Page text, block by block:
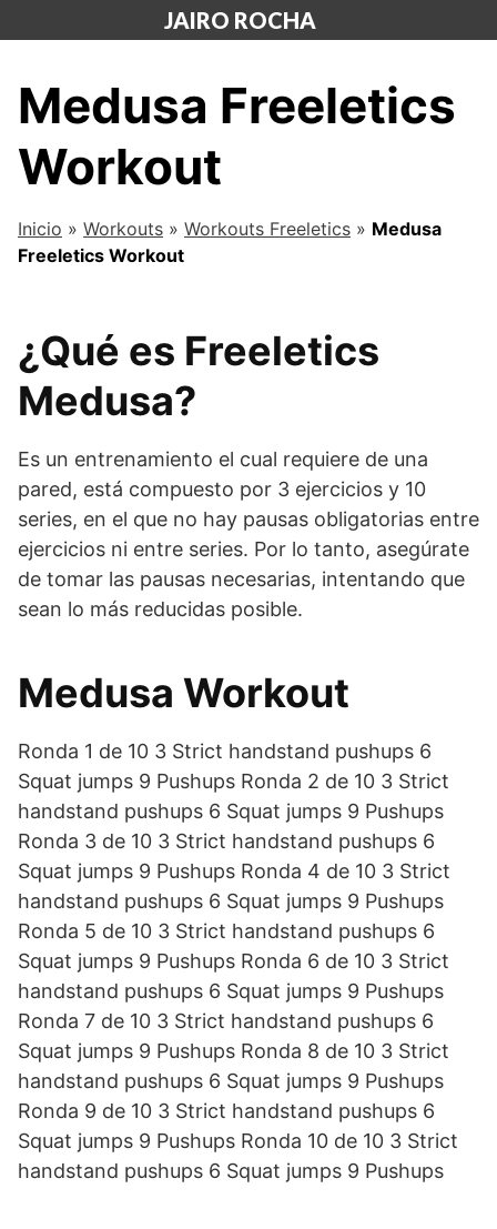
al
JAIRO ROCHA
Medusa Freeletics
Workout
Inicio » Workouts » Workouts Freeletics » Medusa
Freeletics Workout
¿Qué es Freeletics
Medusa?
Es un entrenamiento el cual requiere de una
pared, está compuesto por 3 ejercicios y 10
series, en el que no hay pausas obligatorias entre
ejercicios ni entre series. Por lo tanto, asegúrate
de tomar las pausas necesarias, intentando que
sean lo más reducidas posible.
Medusa Workout
Ronda 1 de 10 3 Strict handstand pushups 6
Squat jumps 9 Pushups Ronda 2 de 10 3 Strict
handstand pushups 6 Squat jumps 9 Pushups
Ronda 3 de 10 3 Strict handstand pushups 6
Squat jumps 9 Pushups Ronda 4 de 10 3 Strict
handstand pushups 6 Squat jumps 9 Pushups
Ronda 5 de 10 3 Strict handstand pushups 6
Squat jumps 9 Pushups Ronda 6 de 10 3 Strict
handstand pushups 6 Squat jumps 9 Pushups
Ronda 7 de 10 3 Strict handstand pushups 6
Squat jumps 9 Pushups Ronda 8 de 10 3 Strict
handstand pushups 6 Squat jumps 9 Pushups
Ronda 9 de 10 3 Strict handstand pushups 6
Squat jumps 9 Pushups Ronda 10 de 10 3 Strict
handstand pushups 6 Squat jumps 9 Pushups